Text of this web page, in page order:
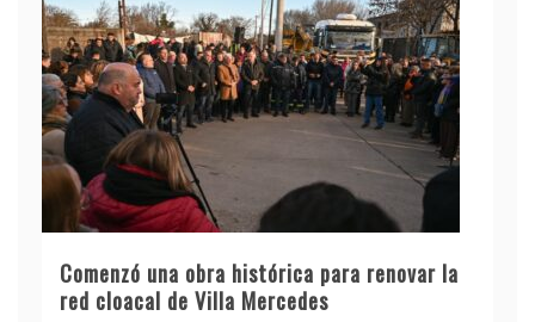
Comenzó una obra histórica para renovar la
red cloacal de Villa Mercedes